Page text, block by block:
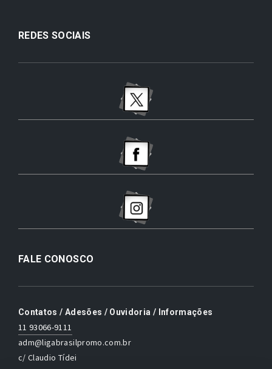
REDES SOCIAIS
FALE CONOSCO
Contatos / Adesões / Ouvidoria / Informações
11 93066-9111
adm@ligabrasilpromo.com.br
c/ Claudio Tídei